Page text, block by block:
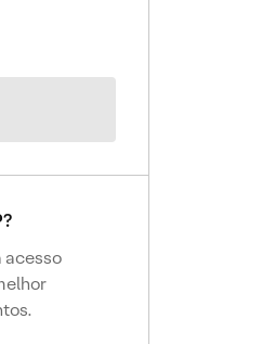
acesso